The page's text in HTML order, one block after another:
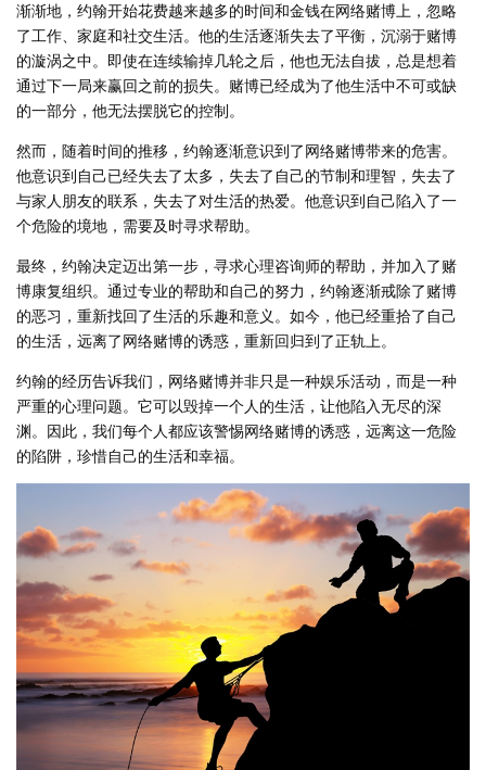
渐渐地，约翰开始花费越来越多的时间和金钱在网络赌博上，忽略
了工作、家庭和社交生活。他的生活逐渐失去了平衡，沉溺于赌博
的漩涡之中。即使在连续输掉几轮之后，他也无法自拔，总是想着
通过下一局来赢回之前的损失。赌博已经成为了他生活中不可或缺
的一部分，他无法摆脱它的控制。
然而，随着时间的推移，约翰逐渐意识到了网络赌博带来的危害。
他意识到自己已经失去了太多，失去了自己的节制和理智，失去了
与家人朋友的联系，失去了对生活的热爱。他意识到自己陷入了一
个危险的境地，需要及时寻求帮助。
最终，约翰决定迈出第一步，寻求心理咨询师的帮助，并加入了赌
博康复组织。通过专业的帮助和自己的努力，约翰逐渐戒除了赌博
的恶习，重新找回了生活的乐趣和意义。如今，他已经重拾了自己
的生活，远离了网络赌博的诱惑，重新回归到了正轨上。
约翰的经历告诉我们，网络赌博并非只是一种娱乐活动，而是一种
严重的心理问题。它可以毁掉一个人的生活，让他陷入无尽的深
渊。因此，我们每个人都应该警惕网络赌博的诱惑，远离这一危险
的陷阱，珍惜自己的生活和幸福。